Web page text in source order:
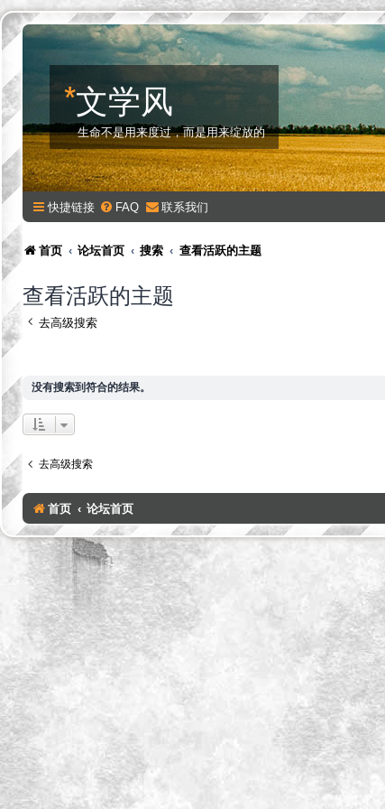
*文学风
生命不是用来度过，而是用来绽放的
快捷链接 FAQ 联系我们
首页 论坛首页 搜索 查看活跃的主题
查看活跃的主题
去高级搜索
没有搜索到符合的结果。
去高级搜索
首页 论坛首页